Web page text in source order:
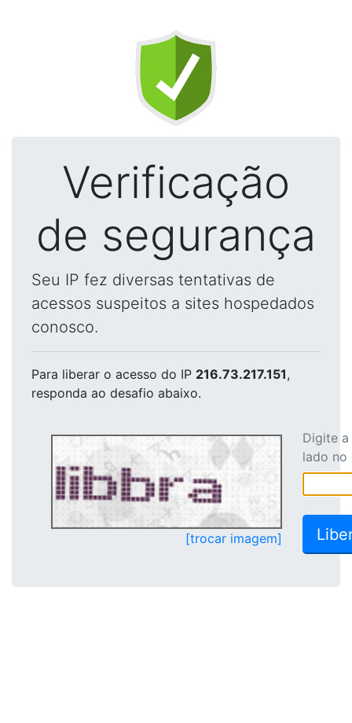
Verificação
de segurança
Seu IP fez diversas tentativas de
acessos suspeitos a sites hospedados
conosco.
Para liberar o acesso do IP 216.73.217.151,
responda ao desafio abaixo.
[trocar imagem]
Digite
lado no